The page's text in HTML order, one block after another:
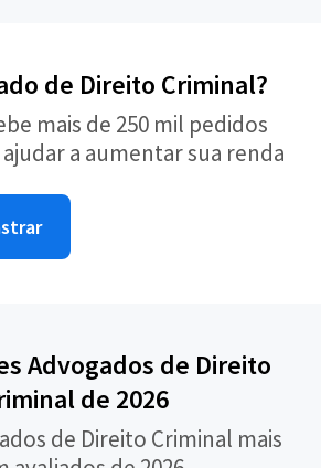
de Direito Criminal?
mais de 250 mil pedidos
a aumentar sua renda
Advogados de Direito
de 2026
de Direito Criminal mais